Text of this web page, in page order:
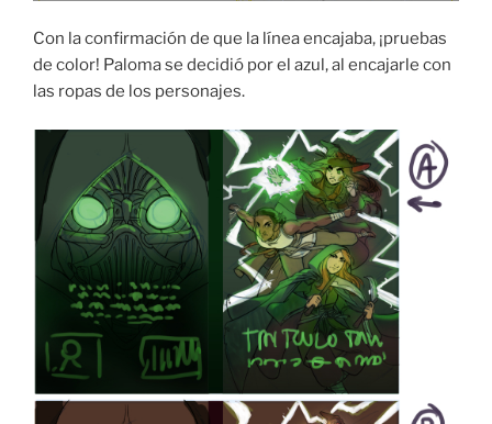
Con la confirmación de que la línea encajaba, ¡pruebas
de color! Paloma se decidió por el azul, al encajarle con
las ropas de los personajes.